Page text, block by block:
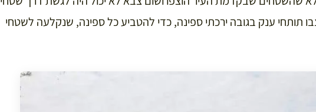
תותחי ענק בגובה ירכתי ספינה, כדי להטביע כל ספינה, שנקלעה לשטחי